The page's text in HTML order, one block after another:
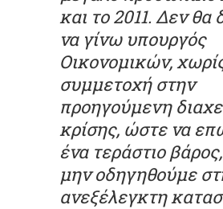
και το 2011. Δεν θα
να γίνω υπουργός
Οικονομικών,
συμμετοχή στην
προηγούμενη
κρίσης, ώστε να
ένα τεράστιο
μην οδηγηθούμε
ανεξέλεγκτη